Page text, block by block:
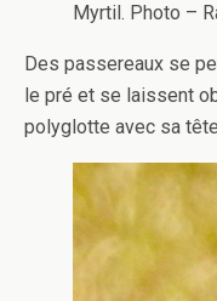
Myrtil. Photo –
Des passereaux se
le pré et se laissent
polyglotte avec sa